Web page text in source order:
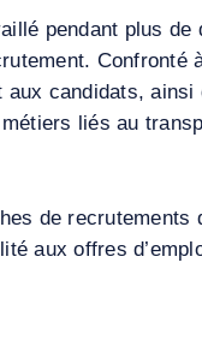
pendant plus de
Confronté
candidats, ainsi
liés au
de recrutements
aux offres